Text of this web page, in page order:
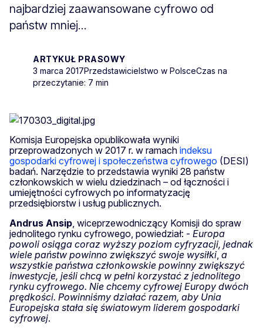
najbardziej zaawansowane cyfrowo od
państw mniej...
ARTYKUŁ PRASOWY
3 marca 2017Przedstawicielstwo w PolsceCzas na
przeczytanie: 7 min
Komisja Europejska opublikowała wyniki
przeprowadzonych w 2017 r. w ramach indeksu
gospodarki cyfrowej i społeczeństwa cyfrowego (DESI)
badań. Narzędzie to przedstawia wyniki 28 państw
członkowskich w wielu dziedzinach – od łączności i
umiejętności cyfrowych po informatyzację
przedsiębiorstw i usług publicznych.
Andrus Ansip , wiceprzewodniczący Komisji do spraw
jednolitego rynku cyfrowego, powiedział: - Europa
powoli osiąga coraz wyższy poziom cyfryzacji, jednak
wiele państw powinno zwiększyć swoje wysiłki a
wszystkie państwa członkowskie powinny zwiększyć
inwestycje, jeśli chcą w pełni korzystać z jednolitego
rynku cyfrowego. Nie chcemy cyfrowej Europy dwóch
prędkości. Powinniśmy działać razem, aby Unia
Europejska stała się światowym liderem gospodarki
cyfrowej.